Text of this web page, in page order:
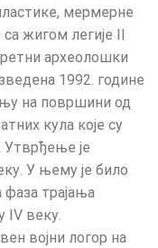
мермерне
жигом легије II
археолошки
1992. године
на површини од
кула које су
Утврђење је
У њему је било
трајања
IV веку.
војни логор на